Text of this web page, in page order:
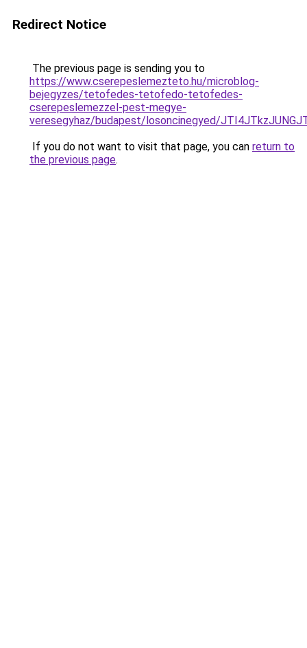
Redirect Notice
The previous page is sending you to
https://www.cserepeslemezteto.hu/microblog-
bejegyzes/tetofedes-tetofedo-tetofedes-
cserepeslemezzel-pest-megye-
veresegyhaz/budapest/losoncinegyed/
If you do not want to visit that page, you can return to
the previous page.